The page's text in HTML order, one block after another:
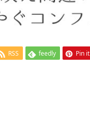
RSS feedly Pin it